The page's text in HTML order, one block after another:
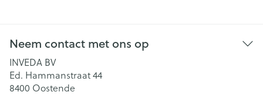
Neem contact met ons op
INVEDA BV
Ed. Hammanstraat 44
8400 Oostende